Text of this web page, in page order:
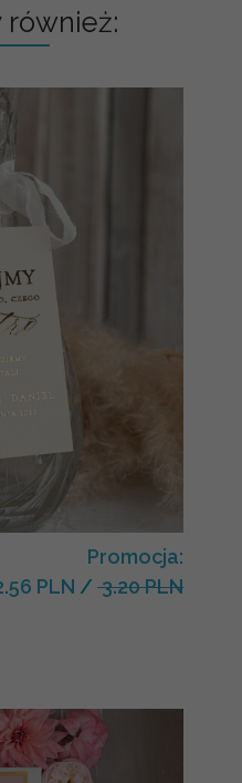
również:
Promocja:
PLN / 3.20 PLN